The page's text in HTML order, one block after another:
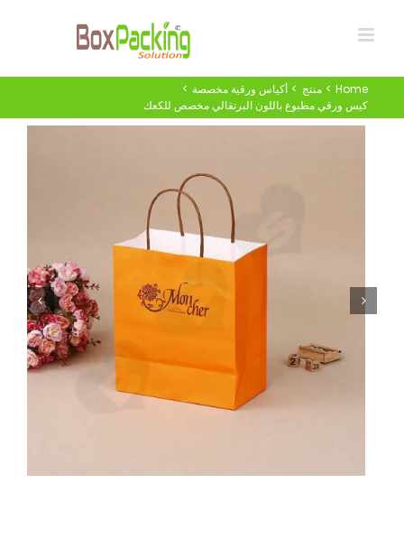
Home منتج
أكياس ورقية مخصصة
كيس ورقي مطبوع باللون البرتقالي مخصص للكعك